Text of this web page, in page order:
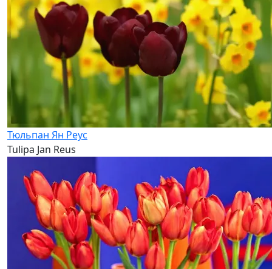
Тюльпан Ян Реус
Tulipa Jan Reus